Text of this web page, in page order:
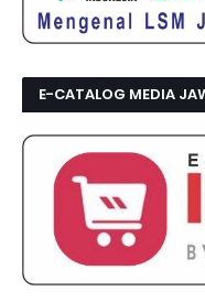
E-CATALOG MEDIA